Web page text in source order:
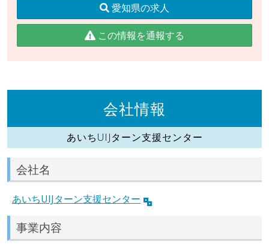
愛知県の求人
この情報を通報する
会社情報
あいちUIJターン支援センター
会社名
あいちUIJターン支援センター
事業内容